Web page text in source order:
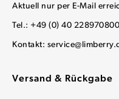
Versand & Rückgabe
Aktuell nur per E-Mail
Tel.: +49 (0) 40
Kontakt: